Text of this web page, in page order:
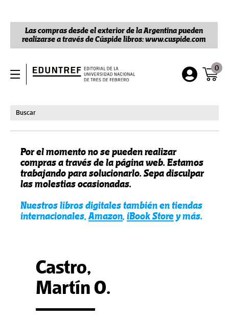
Las compras desde el exterior de la Argentina pueden
realizarse a través de Cúspide libros: www.cuspide.com
0
Por el momento no se pueden realizar
compras a través de la página web. Estamos
trabajando para solucionarlo. Sepa disculpar
las molestias ocasionadas.
Nuestros libros digitales también en tiendas
internacionales, Amazon, iBook Storey más.
Castro,
Martín O.